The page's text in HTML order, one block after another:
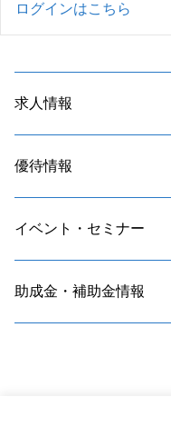
ログインはこちら
求人情報
優待情報
イベント・セミナー
助成金・補助金情報